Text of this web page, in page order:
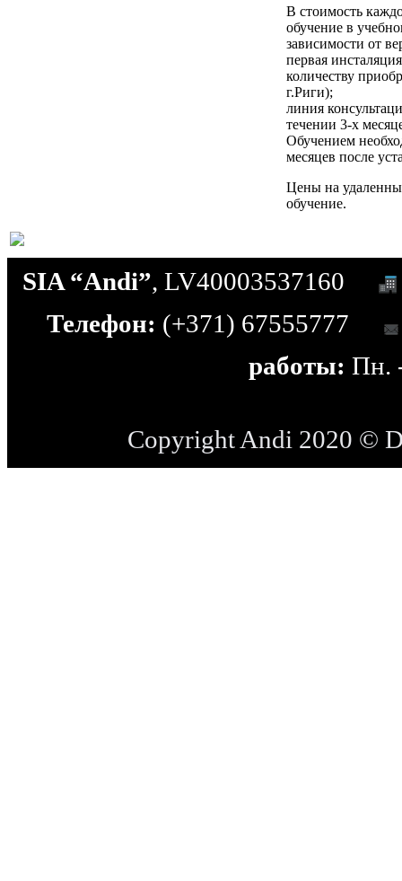
В стоимость
обучение в
зависимости от
первая
количеству
г.Риги);
линия
течении 3-х
Обучением
месяцев после
Цены на
обучение.
SIA “Andi”, LV40003537160
Телефон: (+371) 67555777
работы: Пн.
Copyright Andi 2020 ©